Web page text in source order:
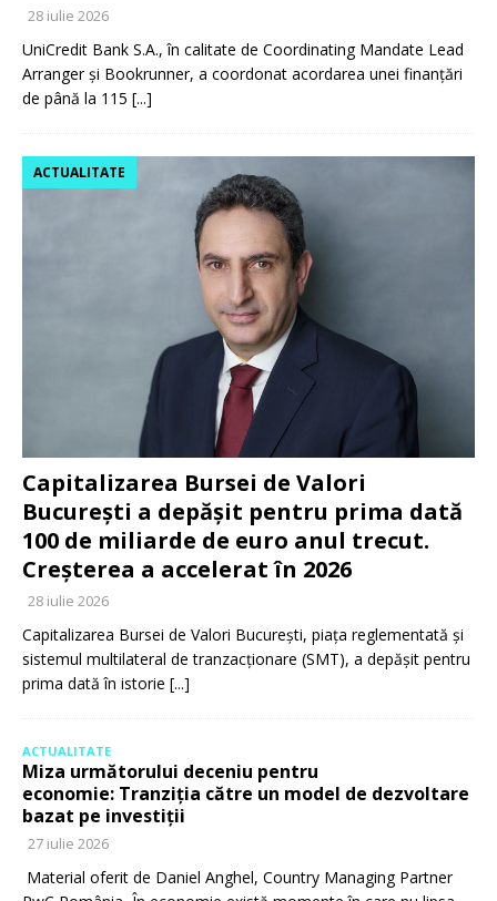
28 iulie 2026
UniCredit Bank S.A., în calitate de Coordinating Mandate Lead
Arranger și Bookrunner, a coordonat acordarea unei finanțări
de până la 115 [...]
Capitalizarea Bursei de Valori
București a depășit pentru prima dată
100 de miliarde de euro anul trecut.
Creșterea a accelerat în 2026
ACTUALITATE
28 iulie 2026
Capitalizarea Bursei de Valori București, piața reglementată și
sistemul multilateral de tranzacționare (SMT), a depășit pentru
prima dată în istorie [...]
ACTUALITATE
Miza următorului deceniu pentru
economie: Tranziția către un model de dezvoltare
bazat pe investiții
27 iulie 2026
Material oferit de Daniel Anghel, Country Managing Partner